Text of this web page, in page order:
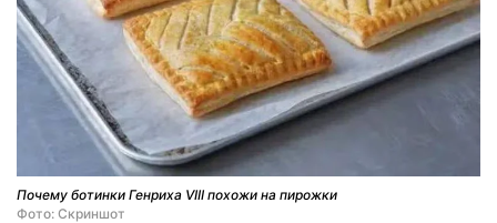
Почему ботинки Генриха VIII похожи на пирожки
Фото: Скриншот